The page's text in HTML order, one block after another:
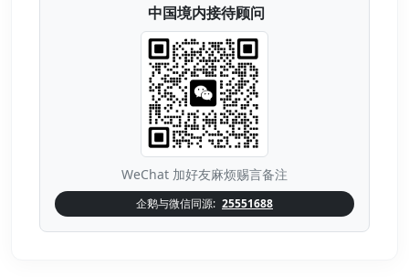
中国境内接待顾问
WeChat 加好友麻烦赐言备注
企鹅与微信同源: 25551688